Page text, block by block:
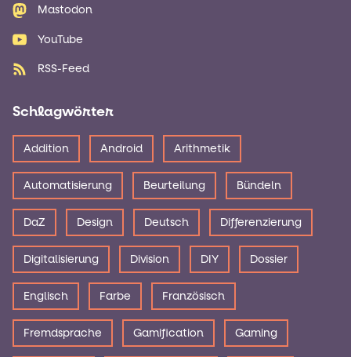
Mastodon
YouTube
RSS-Feed
Schlagwörter
Addition Android Arithmetik
Automatisierung Beurteilung Bündeln
DaZ Design Deutsch Differenzierung
Digitalisierung Division DIY Dossier
Englisch Farbe Französisch
Fremdsprache Gamification Gaming